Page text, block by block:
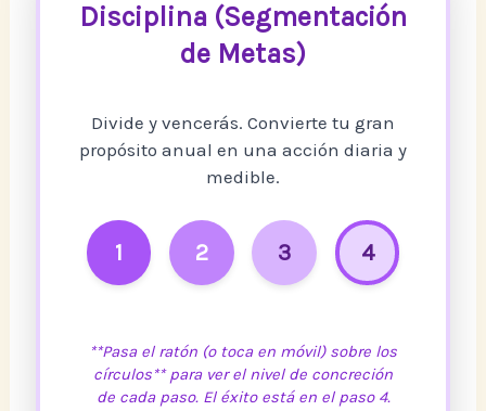
Disciplina (Segmentación
de Metas)
Divide y vencerás. Convierte tu gran
propósito anual en una acción diaria y
medible.
1 2 3 4
**Pasa el ratón (o toca en móvil) sobre los
círculos** para ver el nivel de concreción
de cada paso. El éxito está en el paso 4.